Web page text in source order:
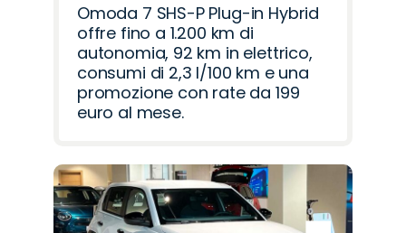
Omoda 7 SHS-P Plug-in Hybrid
offre fino a 1.200 km di
autonomia, 92 km in elettrico,
consumi di 2,3 l/100 km e una
promozione con rate da 199
euro al mese.